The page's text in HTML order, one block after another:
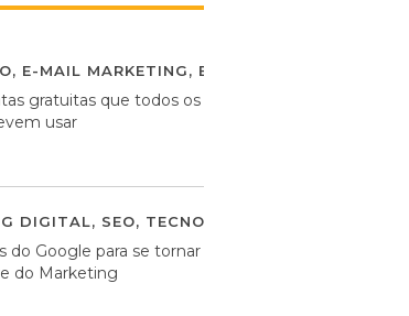
, E-MAIL MARKETING, ESTRATÉGIA DIGITAL
gratuitas que todos os
usar
DIGITAL, SEO, TECNOLOGIA
do Google para se tornar
do Marketing